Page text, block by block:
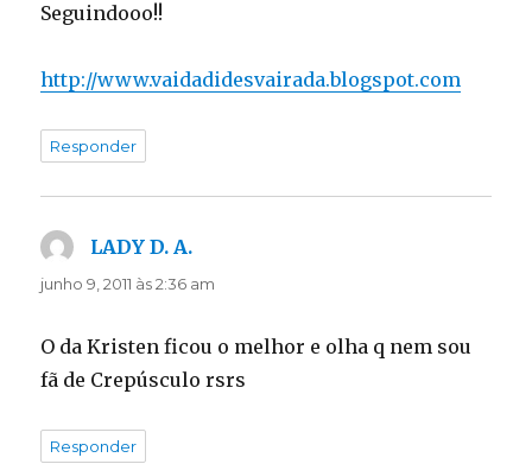
Seguindooo!!
http://www.vaidadidesvairada.blogspot.com
Responder
LADY D. A.
junho 9, 2011 às 2:36 am
O da Kristen ficou o melhor e olha q nem sou
fã de Crepúsculo rsrs
Responder